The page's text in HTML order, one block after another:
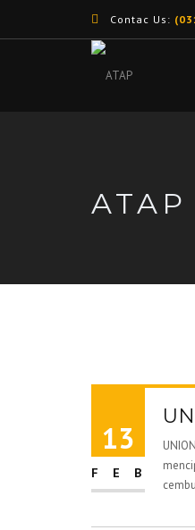
Contac Us:
13
FEB